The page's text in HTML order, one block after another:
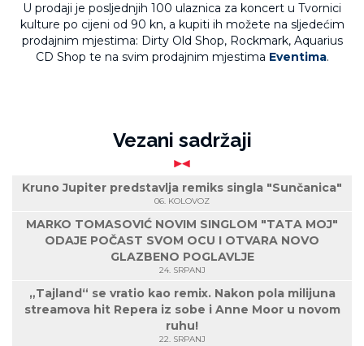
U prodaji je posljednjih 100 ulaznica za koncert u Tvornici
kulture po cijeni od 90 kn, a kupiti ih možete na sljedećim
prodajnim mjestima: Dirty Old Shop, Rockmark, Aquarius
CD Shop te na svim prodajnim mjestima Eventima.
Vezani sadržaji
Kruno Jupiter predstavlja remiks singla "Sunčanica"
06. KOLOVOZ
MARKO TOMASOVIĆ NOVIM SINGLOM "TATA MOJ"
ODAJE POČAST SVOM OCU I OTVARA NOVO
GLAZBENO POGLAVLJE
24. SRPANJ
„Tajland“ se vratio kao remix. Nakon pola milijuna
streamova hit Repera iz sobe i Anne Moor u novom
ruhu!
22. SRPANJ